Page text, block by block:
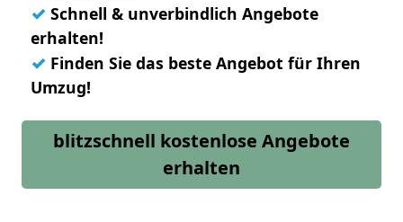
✓ Schnell & unverbindlich Angebote
erhalten!
✓ Finden Sie das beste Angebot für Ihren
Umzug!
blitzschnell kostenlose Angebote
erhalten